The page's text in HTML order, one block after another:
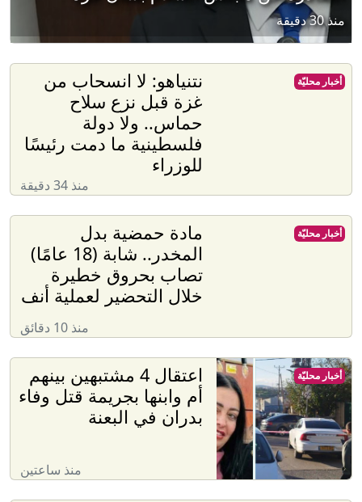
منذ 30 دقيقة
نتنياهو: لا انسحاب من
غزة قبل نزع سلاح
حماس.. ولا دولة
فلسطينية ما دمت رئيسًا
للوزراء
منذ 34 دقيقة
أخبار محليّة
مادة حمضية بدل
المخدر.. شابة (18 عامًا)
تصاب بحروق خطيرة
خلال التحضير لعملية أنف
منذ 10 دقائق
أخبار محليّة
اعتقال 4 مشتبهين بينهم
أم وابنها بجريمة قتل وفاء
بدران في البعنة
منذ ساعتين
أخبار محليّة